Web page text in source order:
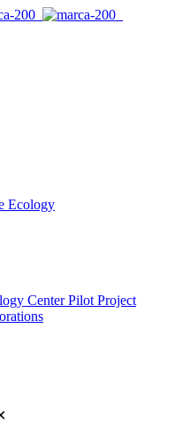
Ecology
Center Pilot Project